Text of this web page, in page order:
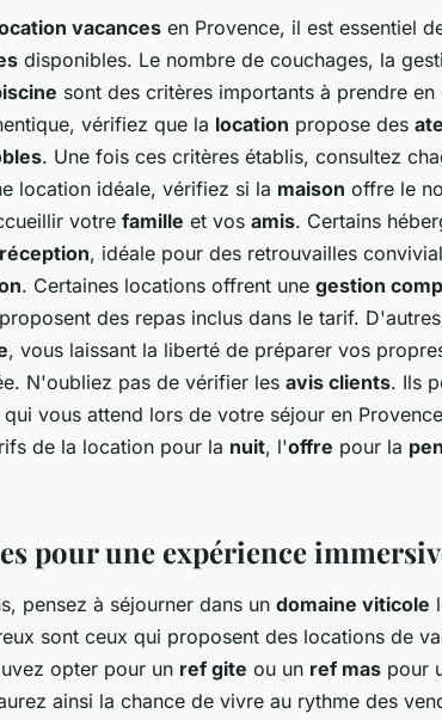
vacances en Provence, il est essentiel
disponibles. Le nombre de couchages, la
sont des critères importants à prendre
vérifiez que la location propose des
. Une fois ces critères établis, consultez
location idéale, vérifiez si la maison offre le
votre famille et vos amis. Certains
, idéale pour des retrouvailles
. Certaines locations offrent une gestion
des repas inclus dans le tarif.
, vous laissant la liberté de préparer vos
N'oubliez pas de vérifier les avis clients. Ils
vous attend lors de votre séjour en
de la location pour la nuit, l'offre pour la
pour une expérience
pensez à séjourner dans un domaine viticole
sont ceux qui proposent des locations de
opter pour un ref gite ou un ref mas pour
ainsi la chance de vivre au rythme des